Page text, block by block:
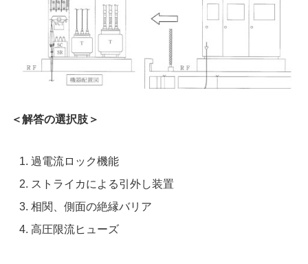
＜解答の選択肢＞
過電流ロック機能
ストライカによる引外し装置
相関、側面の絶縁バリア
高圧限流ヒューズ